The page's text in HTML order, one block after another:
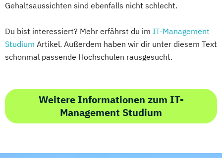
Gehaltsaussichten sind ebenfalls nicht schlecht.
Du bist interessiert? Mehr erfährst du im IT-Management
Studium Artikel. Außerdem haben wir dir unter diesem Text
schonmal passende Hochschulen rausgesucht.
Weitere Informationen zum IT-
Management Studium